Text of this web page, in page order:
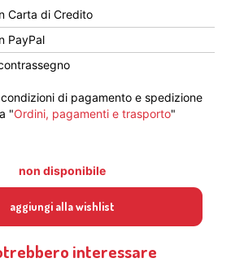
Carta di Credito
PayPal
di pagamento e spedizione
"Ordini, pagamenti e trasporto"
non disponibile
aggiungi alla wishlist
interessare